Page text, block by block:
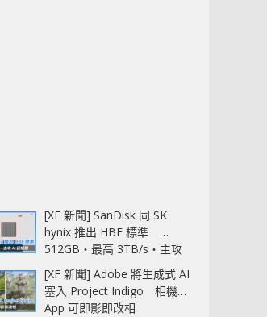
[XF 新聞] SanDisk 同 SK
hynix 推出 HBF 標準
512GB‧最高 3TB/s‧主攻
AI 記憶體
[XF 新聞] Adobe 將生成式 AI
塞入 Project Indigo 相機
App 可即影即改相